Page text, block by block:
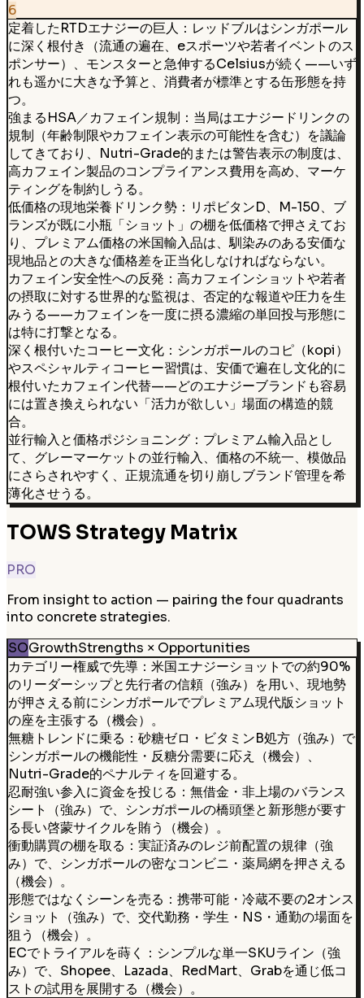
6
定着したRTDエナジーの巨人：レッドブルはシンガポール
に深く根付き（流通の遍在、eスポーツや若者イベントのス
ポンサー）、モンスターと急伸するCelsiusが続く——いず
れも遥かに大きな予算と、消費者が標準とする缶形態を持
つ。
強まるHSA／カフェイン規制：当局はエナジードリンクの
規制（年齢制限やカフェイン表示の可能性を含む）を議論
してきており、Nutri-Grade的または警告表示の制度は、
高カフェイン製品のコンプライアンス費用を高め、マーケ
ティングを制約しうる。
低価格の現地栄養ドリンク勢：リポビタンD、M-150、ブ
ランズが既に小瓶「ショット」の棚を低価格で押さえてお
り、プレミアム価格の米国輸入品は、馴染みのある安価な
現地品との大きな価格差を正当化しなければならない。
カフェイン安全性への反発：高カフェインショットや若者
の摂取に対する世界的な監視は、否定的な報道や圧力を生
みうる——カフェインを一度に摂る濃縮の単回投与形態に
は特に打撃となる。
深く根付いたコーヒー文化：シンガポールのコピ（kopi）
やスペシャルティコーヒー習慣は、安価で遍在し文化的に
根付いたカフェイン代替——どのエナジーブランドも容易
には置き換えられない「活力が欲しい」場面の構造的競
合。
並行輸入と価格ポジショニング：プレミアム輸入品とし
て、グレーマーケットの並行輸入、価格の不統一、模倣品
にさらされやすく、正規流通を切り崩しブランド管理を希
薄化させうる。
TOWS Strategy Matrix
PRO
From insight to action — pairing the four quadrants
into concrete strategies.
SOGrowthStrengths × Opportunities
カテゴリー権威で先導：米国エナジーショットでの約90%
のリーダーシップと先行者の信頼（強み）を用い、現地勢
が押さえる前にシンガポールでプレミアム現代版ショット
の座を主張する（機会）。
無糖トレンドに乗る：砂糖ゼロ・ビタミンB処方（強み）で
シンガポールの機能性・反糖分需要に応え（機会）、
Nutri-Grade的ペナルティを回避する。
忍耐強い参入に資金を投じる：無借金・非上場のバランス
シート（強み）で、シンガポールの橋頭堡と新形態が要す
る長い啓蒙サイクルを賄う（機会）。
衝動購買の棚を取る：実証済みのレジ前配置の規律（強
み）で、シンガポールの密なコンビニ・薬局網を押さえる
（機会）。
形態ではなくシーンを売る：携帯可能・冷蔵不要の2オンス
ショット（強み）で、交代勤務・学生・NS・通勤の場面を
狙う（機会）。
ECでトライアルを蒔く：シンプルな単一SKUライン（強
み）で、Shopee、Lazada、RedMart、Grabを通じ低コ
ストの試用を展開する（機会）。